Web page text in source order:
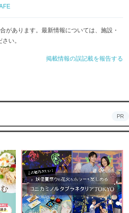
があります。最新情報については、施設・
い。
掲載情報の誤記載を報告する
PR